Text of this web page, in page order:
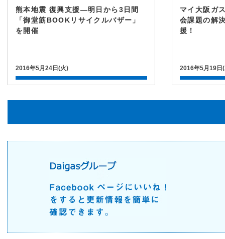
熊本地震 復興支援―明日から3日間
「御堂筋BOOKリサイクルバザー」
を開催
2016年5月24日(火)
マイ大阪ガ
会課題の解
援！
2016年5月19日